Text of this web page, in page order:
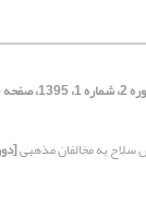
صفحه 75-104]
به مخالفان مذهبی